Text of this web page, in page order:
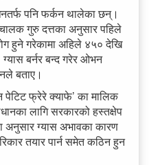
पनि फर्कन थालेका छन्।
गुरु दत्तका अनुसार पहिले
हुने गरेकामा अहिले ४५० देखि
बर्नर बन्द गरेर ओभन
बताए।
पेटिट फ्रेरे क्याफे’ का मालिक
लागि सरकारको हस्तक्षेप
ग्यास अभावका कारण
तयार पार्न समेत कठिन हुन